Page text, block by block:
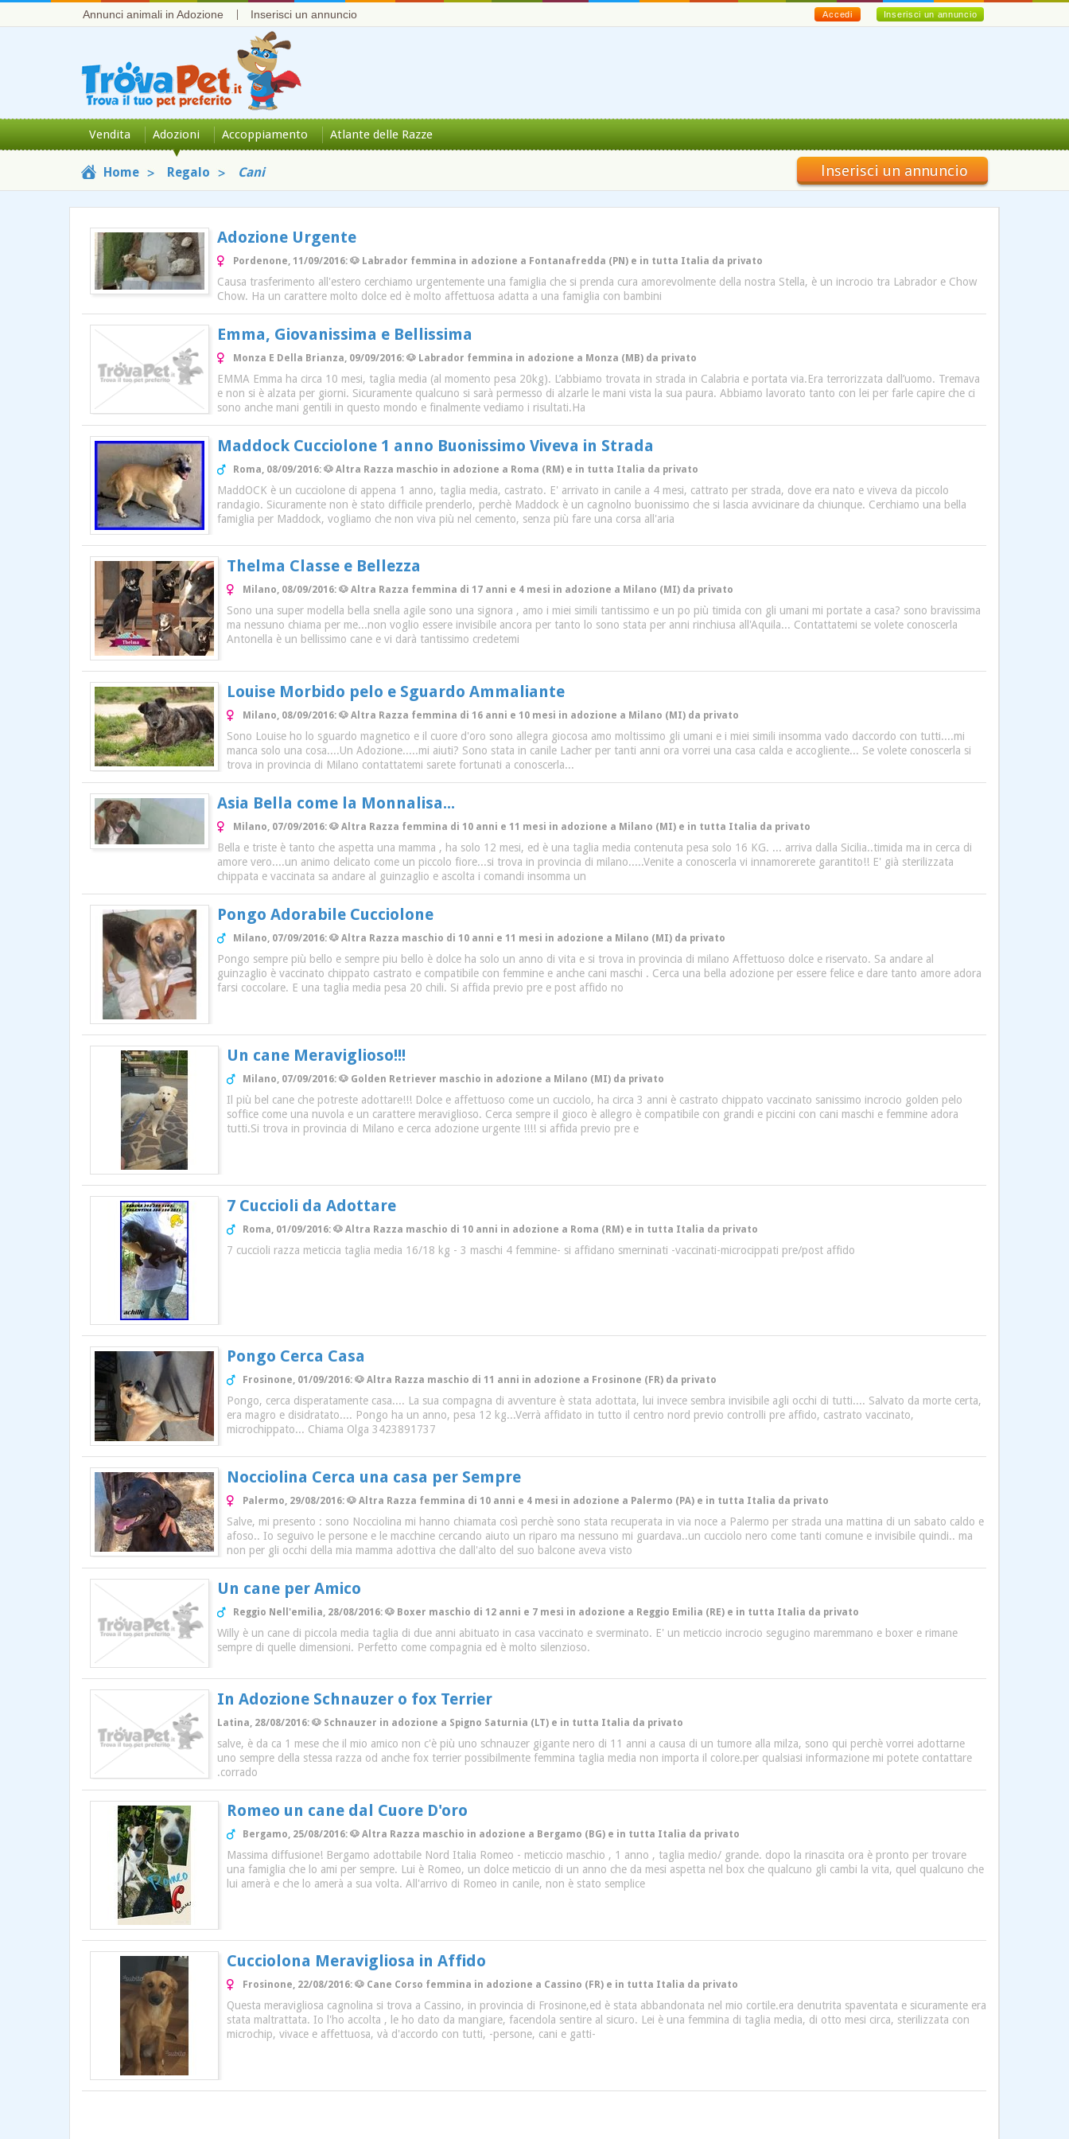
Annunci animali in Adozione Inserisci un annuncio Inserisci un annuncio
Accedi
Vendita Adozioni Accoppiamento Atlante delle Razze
Home Regalo Cani Inserisci un annuncio
Adozione Urgente
Pordenone, 11/09/2016: 🐶 Labrador femmina in adozione a Fontanafredda (PN) e in tutta Italia da privato
Causa trasferimento all'estero cerchiamo urgentemente una famiglia che si prenda cura amorevolmente della nostra Stella, è un incrocio tra Labrador e Chow
Chow. Ha un carattere molto dolce ed è molto affettuosa adatta a una famiglia con bambini
Emma, Giovanissima e Bellissima
Monza E Della Brianza, 09/09/2016: 🐶 Labrador femmina in adozione a Monza (MB) da privato
EMMA Emma ha circa 10 mesi, taglia media (al momento pesa 20kg). L’abbiamo trovata in strada in Calabria e portata via.Era terrorizzata dall’uomo. Tremava
e non si è alzata per giorni. Sicuramente qualcuno si sarà permesso di alzarle le mani vista la sua paura. Abbiamo lavorato tanto con lei per farle capire che ci
sono anche mani gentili in questo mondo e finalmente vediamo i risultati.Ha
Maddock Cucciolone 1 anno Buonissimo Viveva in Strada
Roma, 08/09/2016: 🐶 Altra Razza maschio in adozione a Roma (RM) e in tutta Italia da privato
MaddOCK è un cucciolone di appena 1 anno, taglia media, castrato. E' arrivato in canile a 4 mesi, cattrato per strada, dove era nato e viveva da piccolo
randagio. Sicuramente non è stato difficile prenderlo, perchè Maddock è un cagnolno buonissimo che si lascia avvicinare da chiunque. Cerchiamo una bella
famiglia per Maddock, vogliamo che non viva più nel cemento, senza più fare una corsa all'aria
Thelma Classe e Bellezza
Milano, 08/09/2016: 🐶 Altra Razza femmina di 17 anni e 4 mesi in adozione a Milano (MI) da privato
Sono una super modella bella snella agile sono una signora , amo i miei simili tantissimo e un po più timida con gli umani mi portate a casa? sono bravissima
ma nessuno chiama per me...non voglio essere invisibile ancora per tanto lo sono stata per anni rinchiusa all'Aquila... Contattatemi se volete conoscerla
Antonella è un bellissimo cane e vi darà tantissimo credetemi
Louise Morbido pelo e Sguardo Ammaliante
Milano, 08/09/2016: 🐶 Altra Razza femmina di 16 anni e 10 mesi in adozione a Milano (MI) da privato
Sono Louise ho lo sguardo magnetico e il cuore d'oro sono allegra giocosa amo moltissimo gli umani e i miei simili insomma vado daccordo con tutti....mi
manca solo una cosa....Un Adozione.....mi aiuti? Sono stata in canile Lacher per tanti anni ora vorrei una casa calda e accogliente... Se volete conoscerla si
trova in provincia di Milano contattatemi sarete fortunati a conoscerla...
Asia Bella come la Monnalisa...
Milano, 07/09/2016: 🐶 Altra Razza femmina di 10 anni e 11 mesi in adozione a Milano (MI) e in tutta Italia da privato
Bella e triste è tanto che aspetta una mamma , ha solo 12 mesi, ed è una taglia media contenuta pesa solo 16 KG. ... arriva dalla Sicilia..timida ma in cerca di
amore vero....un animo delicato come un piccolo fiore...si trova in provincia di milano.....Venite a conoscerla vi innamorerete garantito!! E' già sterilizzata
chippata e vaccinata sa andare al guinzaglio e ascolta i comandi insomma un
Pongo Adorabile Cucciolone
Milano, 07/09/2016: 🐶 Altra Razza maschio di 10 anni e 11 mesi in adozione a Milano (MI) da privato
Pongo sempre più bello e sempre piu bello è dolce ha solo un anno di vita e si trova in provincia di milano Affettuoso dolce e riservato. Sa andare al
guinzaglio è vaccinato chippato castrato e compatibile con femmine e anche cani maschi . Cerca una bella adozione per essere felice e dare tanto amore adora
farsi coccolare. E una taglia media pesa 20 chili. Si affida previo pre e post affido no
Un cane Meraviglioso!!!
Milano, 07/09/2016: 🐶 Golden Retriever maschio in adozione a Milano (MI) da privato
Il più bel cane che potreste adottare!!! Dolce e affettuoso come un cucciolo, ha circa 3 anni è castrato chippato vaccinato sanissimo incrocio golden pelo
soffice come una nuvola e un carattere meraviglioso. Cerca sempre il gioco è allegro è compatibile con grandi e piccini con cani maschi e femmine adora
tutti.Si trova in provincia di Milano e cerca adozione urgente !!!! si affida previo pre e
7 Cuccioli da Adottare
Roma, 01/09/2016: 🐶 Altra Razza maschio di 10 anni in adozione a Roma (RM) e in tutta Italia da privato
7 cuccioli razza meticcia taglia media 16/18 kg - 3 maschi 4 femmine- si affidano smerninati -vaccinati-microcippati pre/post affido
Pongo Cerca Casa
Frosinone, 01/09/2016: 🐶 Altra Razza maschio di 11 anni in adozione a Frosinone (FR) da privato
Pongo, cerca disperatamente casa.... La sua compagna di avventure è stata adottata, lui invece sembra invisibile agli occhi di tutti.... Salvato da morte certa,
era magro e disidratato.... Pongo ha un anno, pesa 12 kg...Verrà affidato in tutto il centro nord previo controlli pre affido, castrato vaccinato,
microchippato... Chiama Olga 3423891737
Nocciolina Cerca una casa per Sempre
Palermo, 29/08/2016: 🐶 Altra Razza femmina di 10 anni e 4 mesi in adozione a Palermo (PA) e in tutta Italia da privato
Salve, mi presento : sono Nocciolina mi hanno chiamata così perchè sono stata recuperata in via noce a Palermo per strada una mattina di un sabato caldo e
afoso.. Io seguivo le persone e le macchine cercando aiuto un riparo ma nessuno mi guardava..un cucciolo nero come tanti comune e invisibile quindi.. ma
non per gli occhi della mia mamma adottiva che dall'alto del suo balcone aveva visto
Un cane per Amico
Reggio Nell'emilia, 28/08/2016: 🐶 Boxer maschio di 12 anni e 7 mesi in adozione a Reggio Emilia (RE) e in tutta Italia da privato
Willy è un cane di piccola media taglia di due anni abituato in casa vaccinato e sverminato. E' un meticcio incrocio segugino maremmano e boxer e rimane
sempre di quelle dimensioni. Perfetto come compagnia ed è molto silenzioso.
In Adozione Schnauzer o fox Terrier
Latina, 28/08/2016: 🐶 Schnauzer in adozione a Spigno Saturnia (LT) e in tutta Italia da privato
salve, è da ca 1 mese che il mio amico non c'è più uno schnauzer gigante nero di 11 anni a causa di un tumore alla milza, sono qui perchè vorrei adottarne
uno sempre della stessa razza od anche fox terrier possibilmente femmina taglia media non importa il colore.per qualsiasi informazione mi potete contattare
.corrado
Romeo un cane dal Cuore D'oro
Bergamo, 25/08/2016: 🐶 Altra Razza maschio in adozione a Bergamo (BG) e in tutta Italia da privato
Massima diffusione! Bergamo adottabile Nord Italia Romeo - meticcio maschio , 1 anno , taglia medio/ grande. dopo la rinascita ora è pronto per trovare
una famiglia che lo ami per sempre. Lui è Romeo, un dolce meticcio di un anno che da mesi aspetta nel box che qualcuno gli cambi la vita, quel qualcuno che
lui amerà e che lo amerà a sua volta. All'arrivo di Romeo in canile, non è stato semplice
Cucciolona Meravigliosa in Affido
Frosinone, 22/08/2016: 🐶 Cane Corso femmina in adozione a Cassino (FR) e in tutta Italia da privato
Questa meravigliosa cagnolina si trova a Cassino, in provincia di Frosinone,ed è stata abbandonata nel mio cortile.era denutrita spaventata e sicuramente era
stata maltrattata. Io l'ho accolta , le ho dato da mangiare, facendola sentire al sicuro. Lei è una femmina di taglia media, di otto mesi circa, sterilizzata con
microchip, vivace e affettuosa, và d'accordo con tutti, -persone, cani e gatti-